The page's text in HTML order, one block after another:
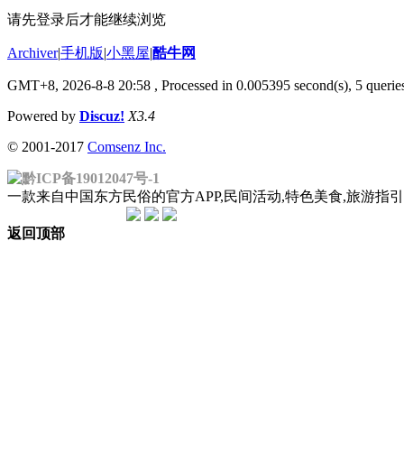
请先登录后才能继续浏览
Archiver|手机版|小黑屋|酷牛网
GMT+8, 2026-8-8 20:58 , Processed in 0.005395 second(s), 5
Powered by Discuz! X3.4
© 2001-2017 Comsenz Inc.
黔ICP备19012047号-1
一款来自中国东方民俗的官方APP,民间活动,特色美食,旅游
返回顶部